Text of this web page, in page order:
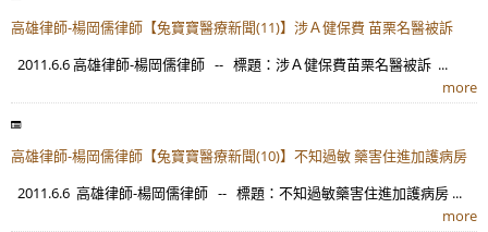
高雄律師-楊岡儒律師【兔寶寶醫療新聞(11)】涉Ａ健保費 苗栗名醫被訴
2011.6.6 高雄律師-楊岡儒律師 -- 標題：涉Ａ健保費苗栗名醫被訴 ...
more
高雄律師-楊岡儒律師【兔寶寶醫療新聞(10)】不知過敏 藥害住進加護病房
2011.6.6 高雄律師-楊岡儒律師 -- 標題：不知過敏藥害住進加護病房 ...
more